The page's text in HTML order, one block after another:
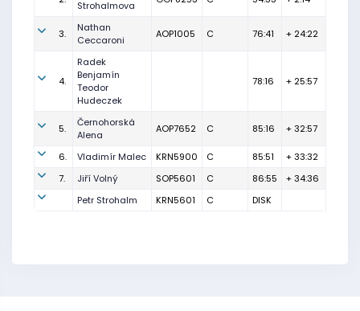
Strohalmova
3.
Nathan
Ceccaroni
AOP1005 C 76:41 + 24:22
4.
Radek
Benjamín
Teodor
Hudeczek
78:16 + 25:57
5.
Černohorská
Alena
AOP7652 C 85:16 + 32:57
6. Vladimír Malec KRN5900 C 85:51
+ 33:32
7.
Jiří Volný SOP5601 C 86:55
+ 34:36
Petr Strohalm
KRN5601 C DISK